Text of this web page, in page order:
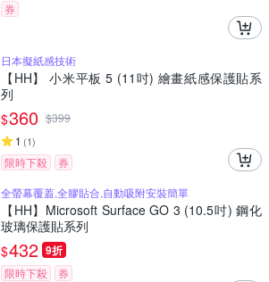
券
日本擬紙感技術
【HH】 小米平板 5 (11吋) 繪畫紙感保護貼系
列
$360 $399
1 (1)
限時下殺
券
全螢幕覆蓋,全膠貼合,自動吸附安裝簡單
【HH】Microsoft Surface GO 3 (10.5吋) 鋼化
玻璃保護貼系列
$432 9折
限時下殺 券